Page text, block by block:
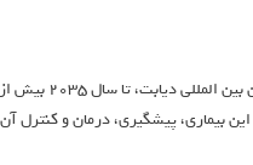
بیماری، پیشگیری، درمان و کنترل